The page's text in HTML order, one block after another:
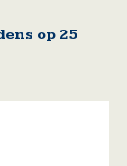
op 25